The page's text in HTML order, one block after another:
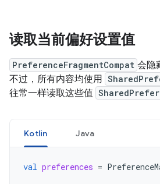
读取当前偏好设置值
PreferenceFragmentCompat 会隐
不过，所有内容均使用
往常一样读取这些值
Kotlin Java
val preferences =